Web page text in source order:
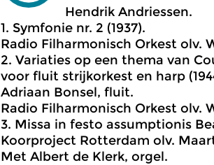
Hendrik Andriessen.
1. Symfonie nr. 2 (1937).
Radio Filharmonisch Orkest olv.
2. Variaties op een thema van
voor fluit strijkorkest en harp
Adriaan Bonsel, fluit.
Radio Filharmonisch Orkest olv.
3. Missa in festo assumptionis
Koorproject Rotterdam olv.
Met Albert de Klerk, orgel.